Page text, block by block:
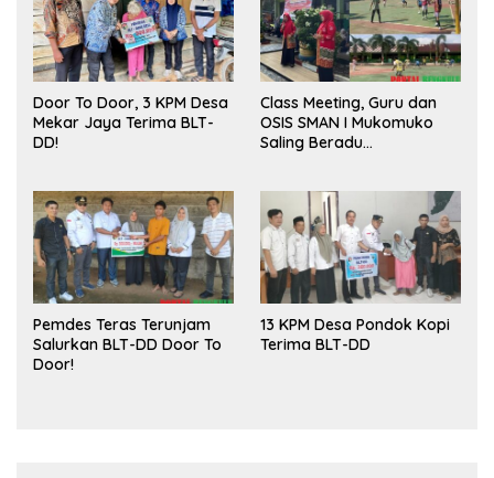
Door To Door, 3 KPM Desa
Mekar Jaya Terima BLT-
DD!
Class Meeting, Guru dan
OSIS SMAN I Mukomuko
Saling Beradu
Pemdes Teras Terunjam
Salurkan BLT-DD Door To
Door!
13 KPM Desa Pondok Kopi
Terima BLT-DD